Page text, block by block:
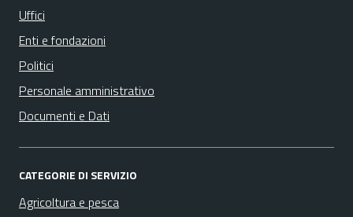
Uffici
Enti e fondazioni
Politici
Personale amministrativo
Documenti e Dati
CATEGORIE DI SERVIZIO
Agricoltura e pesca